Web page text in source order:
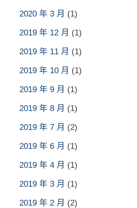
2020 年 3 月 (1)
2019 年 12 月 (1)
2019 年 11 月 (1)
2019 年 10 月 (1)
2019 年 9 月 (1)
2019 年 8 月 (1)
2019 年 7 月 (2)
2019 年 6 月 (1)
2019 年 4 月 (1)
2019 年 3 月 (1)
2019 年 2 月 (2)